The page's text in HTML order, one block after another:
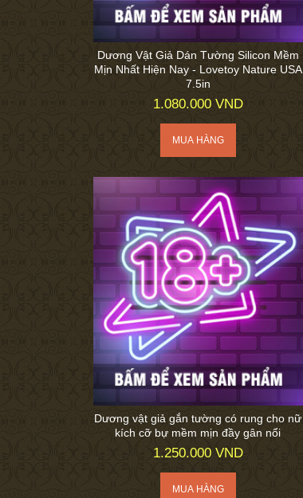
Dương Vật Giả Dán Tường Silicon Mềm
Mịn Nhất Hiện Nay - Lovetoy Nature USA
7.5in
1.080.000 VND
Dương vật giả gắn tường có rung cho nữ
kích cỡ bự mềm mịn đầy gân nổi
1.250.000 VND